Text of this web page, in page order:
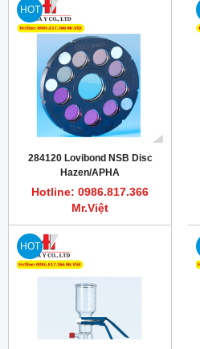
HOT
284120 Lovibond NSB Disc
Hazen/APHA
Hotline: 0986.817.366
Mr.Việt
HOT